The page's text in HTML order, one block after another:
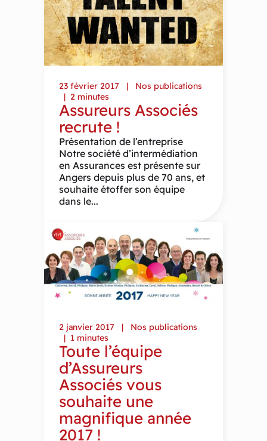
23 février 2017
Nos publications
2 minutes
Assureurs Associés
recrute !
Présentation de l’entreprise
Notre société d’intermédiation
en Assurances est présente sur
Angers depuis plus de 70 ans, et
souhaite étoffer son équipe
dans le...
2 janvier 2017
Nos publications
1 minutes
Toute l’équipe
d’Assureurs
Associés vous
souhaite une
magnifique année
2017 !